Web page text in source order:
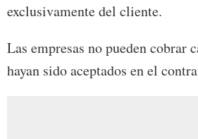
exclusivamente del cliente.
Las empresas no pueden cobrar
hayan sido aceptados en el